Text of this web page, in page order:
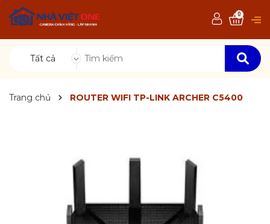
Tất cả
0
Trang chủ ROUTER WIFI TP-LINK ARCHER C5400